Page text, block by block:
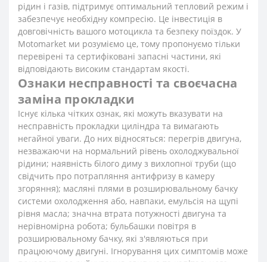
рідин і газів, підтримує оптимальний тепловий режим і
забезпечує необхідну компресію. Це інвестиція в
довговічність вашого мотоцикла та безпеку поїздок. У
Motomarket ми розуміємо це, тому пропонуємо тільки
перевірені та сертифіковані запасні частини, які
відповідають високим стандартам якості.
Ознаки несправності та своєчасна
заміна прокладки
Існує кілька чітких ознак, які можуть вказувати на
несправність прокладки циліндра та вимагають
негайної уваги. До них відносяться: перегрів двигуна,
незважаючи на нормальний рівень охолоджувальної
рідини; наявність білого диму з вихлопної труби (що
свідчить про потрапляння антифризу в камеру
згоряння); масляні плями в розширювальному бачку
системи охолодження або, навпаки, емульсія на щупі
рівня масла; значна втрата потужності двигуна та
нерівномірна робота; бульбашки повітря в
розширювальному бачку, які з'являються при
працюючому двигуні. Ігнорування цих симптомів може